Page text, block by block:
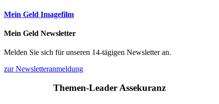
Mein Geld Imagefilm
Mein Geld Newsletter
Melden Sie sich für unseren 14-tägigen Newsletter an.
zur Newsletteranmeldung
Themen-Leader Assekuranz